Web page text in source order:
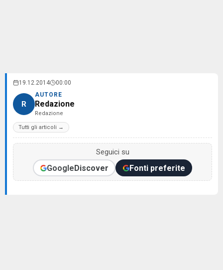
19.12.2014 00:00
R
AUTORE
Redazione
Redazione
Tutti gli articoli →
Seguici su
GoogleDiscover Fonti preferite